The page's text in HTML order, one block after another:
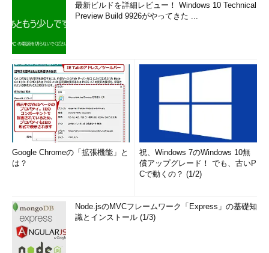
最新ビルドを詳細レビュー！ Windows 10 Technical
Preview Build 9926がやってきた ...
Google Chromeの「拡張機能」と
は？
祝、Windows 7のWindows 10無
償アップグレード！ でも、古いP
Cで動くの？ (1/2)
Node.jsのMVCフレームワーク「Express」の基礎知
識とインストール (1/3)